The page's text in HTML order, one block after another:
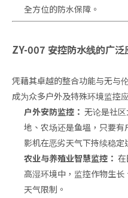
全方位的防水保障。
ZY-007 安控防水线的广泛
凭藉其卓越的整合功能与无与
成为众多户外及特殊环境监控
户外安防监控： 无论是社
地、农场还是鱼塭，只要
影机在恶劣天气下持续稳定
农业与养殖业智慧监控：
高湿环境中，监控作物生
天气限制。